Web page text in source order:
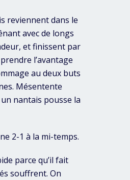
reviennent dans le
avec de longs
et finissent par
l’avantage
au deux buts
Mésentente
nantais pousse la
2-1 à la mi-temps.
parce qu’il fait
souffrent. On